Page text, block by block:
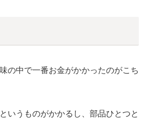
の中で一番お金がかかったのがこち
いうものがかかるし、部品ひとつと